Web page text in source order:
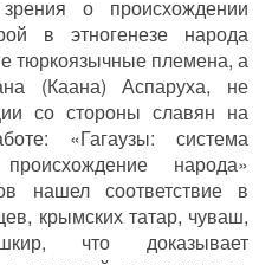
о происхождении
в этногенезе народа
тюркоязычные племена, а
(Каана) Аспаруха, не
со стороны славян на
«Гагаузы: система
народа»
нашел соответствие в
крымских татар, чуваш,
что доказывает